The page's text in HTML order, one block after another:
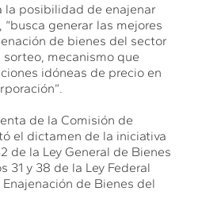
la posibilidad de enajenar
generar las mejores
de bienes del sector
mecanismo que
idóneas de precio en
de la Comisión de
el dictamen de la iniciativa
de la Ley General de Bienes
31 y 38 de la Ley Federal
de Bienes del